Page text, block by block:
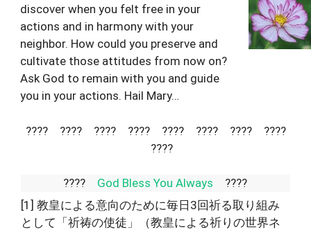
discover when you felt free in your
actions and in harmony with your
neighbor. How could you preserve and
cultivate those attitudes from now on?
Ask God to remain with you and guide
you in your actions. Hail Mary…
???? ???? ???? ???? ???? ???? ???? ????
????
????God Bless You Always????
[1] 教皇による意向のために毎日3回祈る取り組み
として「祈祷の使徒」（教皇による祈りの世界ネ